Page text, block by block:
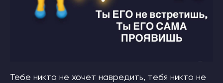
Тебе никто не хочет навредить, тебя никто не